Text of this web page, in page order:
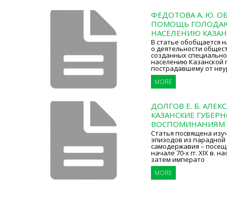
ФЕДОТОВА А. Ю.
ПОМОЩЬ
НАСЕЛЕНИЮ
В статье обобщается
о деятельности
созданных
населению Казанской
пострадавшему от
MORE
ДОЛГОВ Е. Б.
КАЗАНСКИЕ
ВОСПОМИНАНИЯМ
Статья посвящена
эпизодов из парадной
самодержавия –
начале 70-х гг. XIX в.
затем императо
MORE